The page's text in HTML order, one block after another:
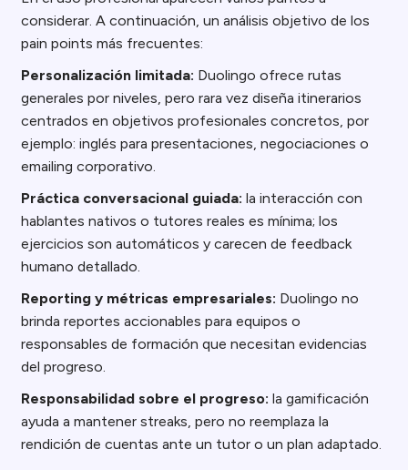
considerar. A continuación, un análisis objetivo de los
pain points más frecuentes:
Personalización limitada: Duolingo ofrece rutas
generales por niveles, pero rara vez diseña itinerarios
centrados en objetivos profesionales concretos, por
ejemplo: inglés para presentaciones, negociaciones o
emailing corporativo.
Práctica conversacional guiada: la interacción con
hablantes nativos o tutores reales es mínima; los
ejercicios son automáticos y carecen de feedback
humano detallado.
Reporting y métricas empresariales: Duolingo no
brinda reportes accionables para equipos o
responsables de formación que necesitan evidencias
del progreso.
Responsabilidad sobre el progreso: la gamificación
ayuda a mantener streaks, pero no reemplaza la
rendición de cuentas ante un tutor o un plan adaptado.